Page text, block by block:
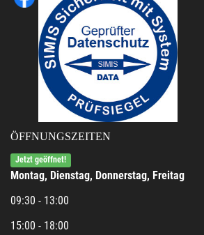
ÖFFNUNGSZEITEN
Jetzt geöffnet!
Montag, Dienstag, Donnerstag, Freitag
09:30 - 13:00
15:00 - 18:00